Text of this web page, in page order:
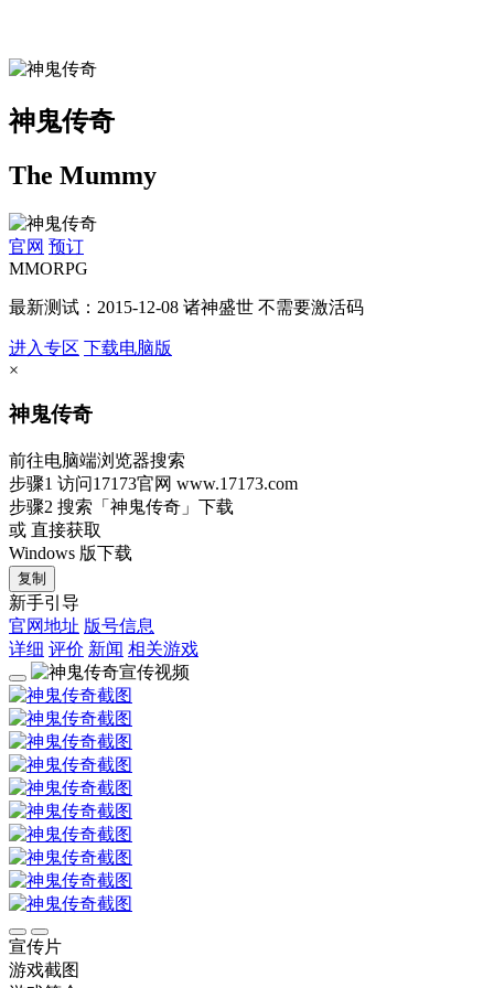
神鬼传奇
The Mummy
官网 预订
MMORPG
最新测试：2015-12-08 诸神盛世 不需要激活码
进入专区 下载电脑版
×
神鬼传奇
前往电脑端浏览器搜索
步骤1 访问17173官网 www.17173.com
步骤2 搜索 「神鬼传奇」 下载
或 直接获取
Windows 版下载
复制
新手引导
官网地址 版号信息
详细 评价 新闻 相关游戏
宣传片
游戏截图